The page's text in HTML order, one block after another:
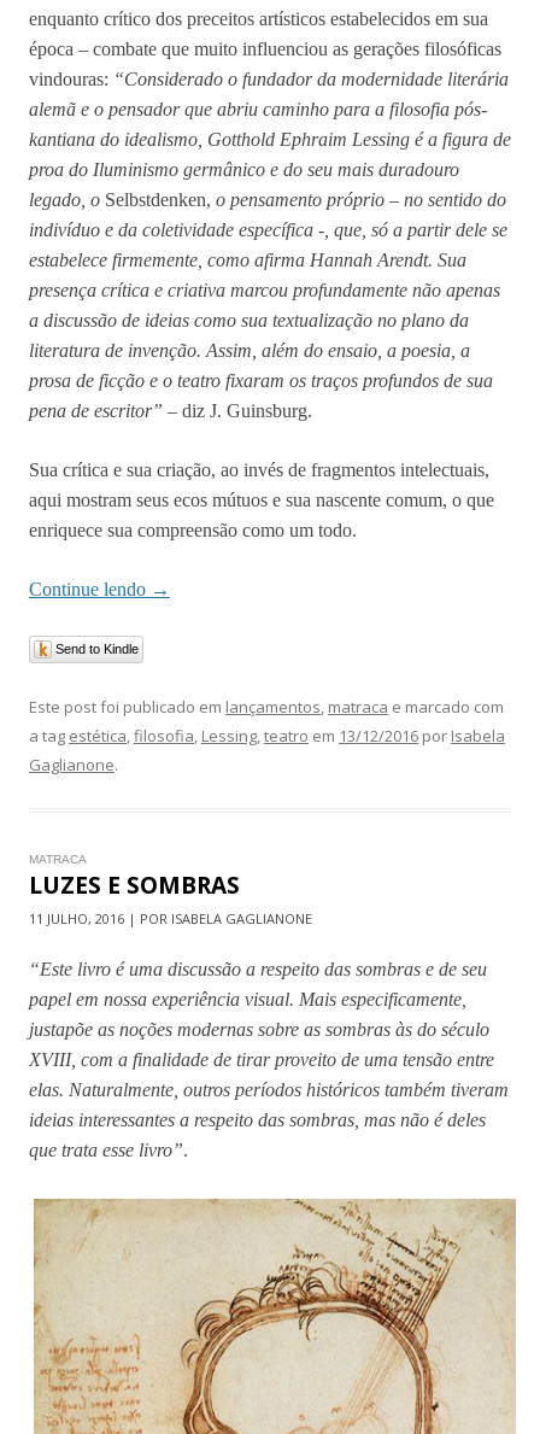
enquanto crítico dos preceitos artísticos estabelecidos em sua
época – combate que muito influenciou as gerações filosóficas
vindouras: “Considerado o fundador da modernidade literária
alemã e o pensador que abriu caminho para a filosofia pós-
kantiana do idealismo, Gotthold Ephraim Lessing é a figura de
proa do Iluminismo germânico e do seu mais duradouro
legado, o Selbstdenken, o pensamento próprio – no sentido do
indivíduo e da coletividade específica -, que, só a partir dele se
estabelece firmemente, como afirma Hannah Arendt. Sua
presença crítica e criativa marcou profundamente não apenas
a discussão de ideias como sua textualização no plano da
literatura de invenção. Assim, além do ensaio, a poesia, a
prosa de ficção e o teatro fixaram os traços profundos de sua
pena de escritor” – diz J. Guinsburg.
Sua crítica e sua criação, ao invés de fragmentos intelectuais,
aqui mostram seus ecos mútuos e sua nascente comum, o que
enriquece sua compreensão como um todo.
Continue lendo →
Send to Kindle
Este post foi publicado em lançamentos, matraca e marcado com
a tag estética,filosofia, Lessing,teatro em 13/12/2016 por Isabela
Gaglianone.
MATRACA
LUZES E SOMBRAS
11 JULHO, 2016 | POR ISABELA GAGLIANONE
“Este livro é uma discussão a respeito das sombras e de seu
papel em nossa experiência visual. Mais especificamente,
justapõe as noções modernas sobre as sombras às do século
XVIII, com a finalidade de tirar proveito de uma tensão entre
elas. Naturalmente, outros períodos históricos também tiveram
ideias interessantes a respeito das sombras, mas não é deles
que trata esse livro”.